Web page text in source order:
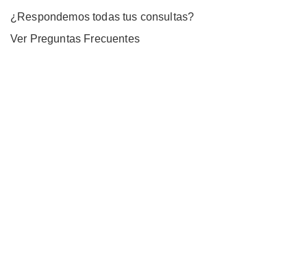
¿Respondemos todas tus consultas?
Ver Preguntas Frecuentes